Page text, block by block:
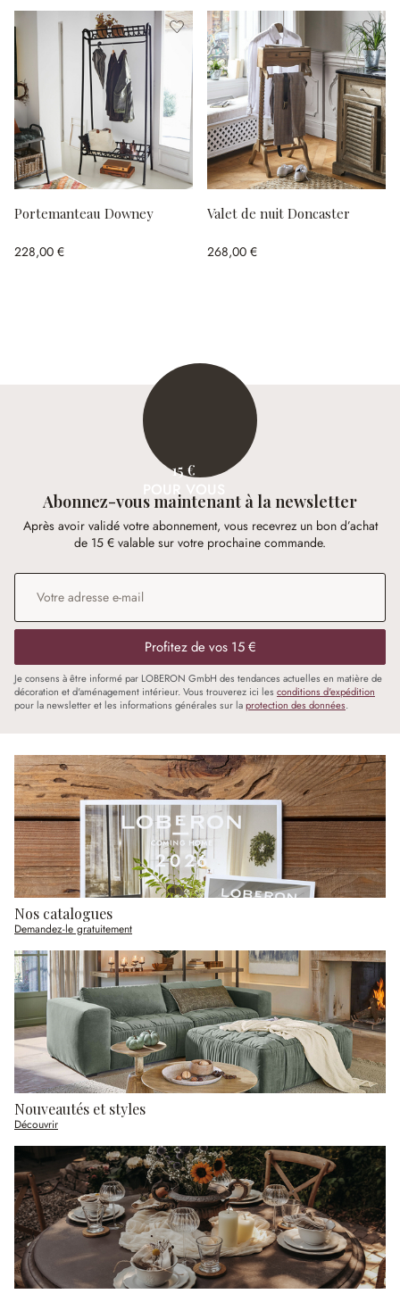
Portemanteau Downey
228,00 €
Valet de nuit Doncaster
268,00 €
15 €
POUR VOUS
Abonnez-vous maintenant à la newsletter
Après avoir validé votre abonnement, vous recevrez un bon d’achat
de 15 € valable sur votre prochaine commande.
Adresse e-mail
Profitez de vos 15 €
Je consens à être informé par LOBERON GmbH des tendances actuelles en matière de
décoration et d'aménagement intérieur. Vous trouverez ici les conditions d'expédition
pour la newsletter et les informations générales sur laprotection des données.
Nos catalogues
Demandez-le gratuitement
Nouveautés et styles
Découvrir